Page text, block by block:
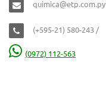
quimica@etp.com.py
(+595-21) 580-243 /
(0972) 112-563